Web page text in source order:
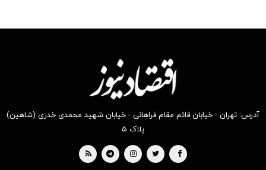
آدرس: تهران - خیابان قائم مقام فراهانی - خیابان شهید محمدی خدری (شاهین)
پلاک ۵